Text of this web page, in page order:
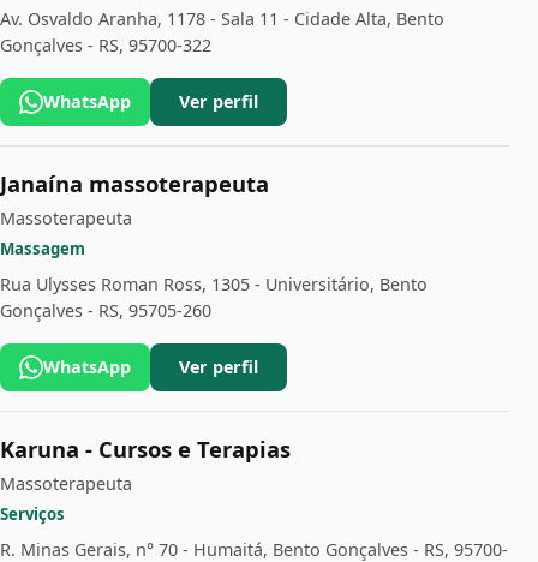
Av. Osvaldo Aranha, 1178 - Sala 11 - Cidade Alta, Bento
Gonçalves - RS, 95700-322
WhatsApp Ver perfil
Janaína massoterapeuta
Massoterapeuta
Massagem
Rua Ulysses Roman Ross, 1305 - Universitário, Bento
Gonçalves - RS, 95705-260
WhatsApp Ver perfil
Karuna - Cursos e Terapias
Massoterapeuta
Serviços
R. Minas Gerais, n° 70 - Humaitá, Bento Gonçalves - RS, 95700-